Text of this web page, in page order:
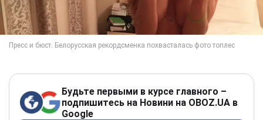
Будьте первыми в курсе главного –
подпишитесь на Новини на OBOZ.UA в
Google